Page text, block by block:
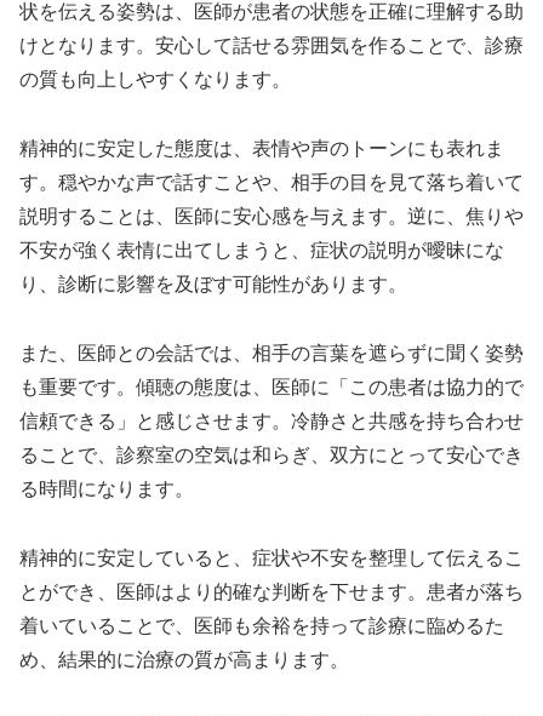
状を伝える姿勢は、医師が患者の状態を正確に理解する助
けとなります。安心して話せる雰囲気を作ることで、診療
の質も向上しやすくなります。
精神的に安定した態度は、表情や声のトーンにも表れま
す。穏やかな声で話すことや、相手の目を見て落ち着いて
説明することは、医師に安心感を与えます。逆に、焦りや
不安が強く表情に出てしまうと、症状の説明が曖昧にな
り、診断に影響を及ぼす可能性があります。
また、医師との会話では、相手の言葉を遮らずに聞く姿勢
も重要です。傾聴の態度は、医師に「この患者は協力的で
信頼できる」と感じさせます。冷静さと共感を持ち合わせ
ることで、診察室の空気は和らぎ、双方にとって安心でき
る時間になります。
精神的に安定していると、症状や不安を整理して伝えるこ
とができ、医師はより的確な判断を下せます。患者が落ち
着いていることで、医師も余裕を持って診療に臨めるた
め、結果的に治療の質が高まります。